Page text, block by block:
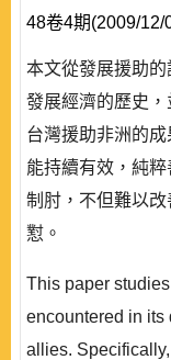
48卷4期(2009/12/
本文從發展援助
發展經濟的歷史
台灣援助非洲的
能持續有效，純
制肘，不但難以
懟。
This paper
encountered in its
allies.